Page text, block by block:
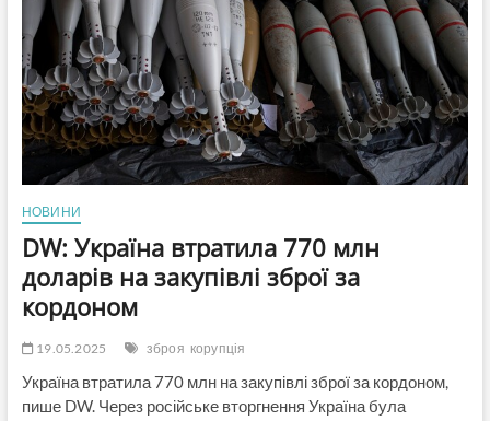
“ВПО
України”
НОВИНИ
DW: Україна втратила 770 млн
доларів на закупівлі зброї за
кордоном
19.05.2025 зброя корупція
Україна втратила 770 млн на закупівлі зброї за кордоном,
пише DW. Через російське вторгнення Україна була